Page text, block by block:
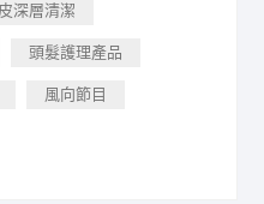
深層清潔
頭髮護理產品
風向節目